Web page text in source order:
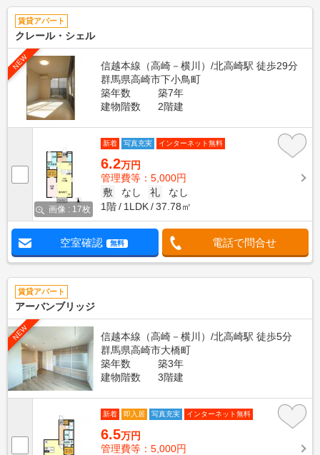
賃貸アパート
クレール・シェル
NEW
信越本線（高崎－横川）/北高崎駅 徒歩29分
群馬県高崎市下小鳥町
築年数
築7年
建物階数
2階建
画像 : 17枚
新着 写真充実 インターネット無料
6.2万円
管理費等：5,000円
敷
なし 礼
なし
1階
1LDK 37.78㎡
空室確認 無料 電話で問合せ
賃貸アパート
アーバンブリッジ
NEW
信越本線（高崎－横川）/北高崎駅 徒歩5分
群馬県高崎市大橋町
築年数
築3年
建物階数
3階建
新着 即入居 写真充実 インターネット無料
6.5万円
管理費等：5,000円